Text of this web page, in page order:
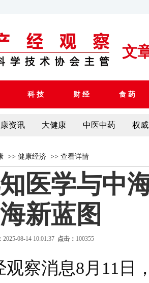
文
科 技 财 经 食 药
资讯 大健康 中医中药 权
>> 健康经济 >> 查看详情
医学与中
新蓝图
2025-08-14 10:01:37 点击： 100355
察消息8月11日